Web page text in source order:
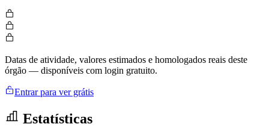
Datas de atividade, valores estimados e homologados reais deste
órgão — disponíveis com login gratuito.
Entrar para ver grátis
Estatísticas